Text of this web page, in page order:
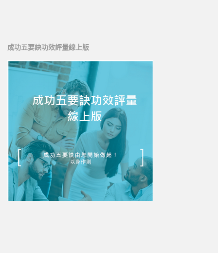
UFO-02
UFO-03
UFO-04
UFO-05
每日三分鐘
成功五要訣功效評量線上版